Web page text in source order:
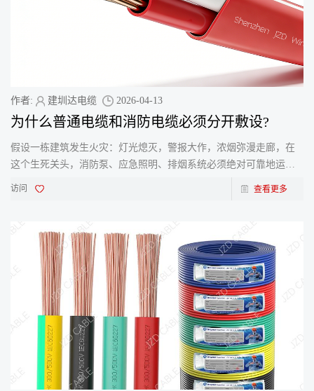
作者: 建圳达电缆 2026-04-13
为什么普通电缆和消防电缆必须分开敷设?
假设一栋建筑发生火灾：灯光熄灭，警报大作，浓烟弥漫走廊，在
这个生死关头，消防泵、应急照明、排烟系统必须绝对可靠地运
行。它们的生命线是什么？是消防电缆。但如果这些关键回路因
访问 查看更多